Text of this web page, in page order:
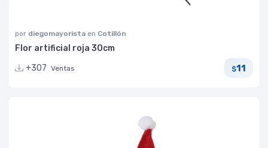
por diegomayorista en Cotillón
Flor artificial roja 30cm
+307 Ventas $11